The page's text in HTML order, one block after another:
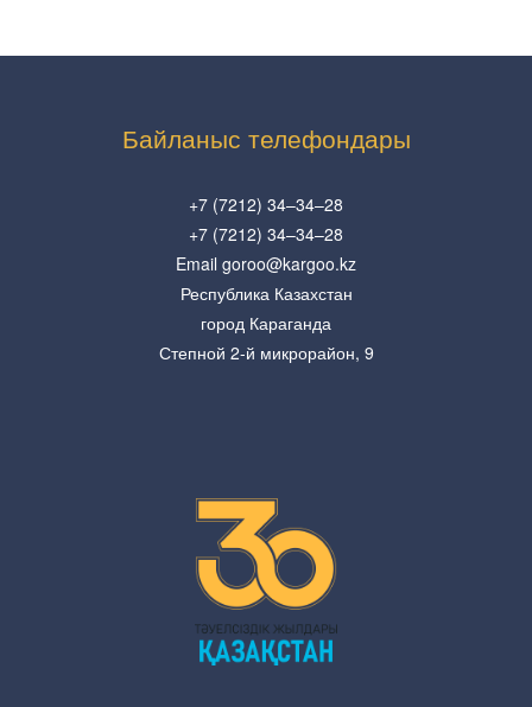
Байланыс телефондары
+7 (7212) 34–34–28
+7 (7212) 34–34–28
Email goroo@kargoo.kz
Республика Казахстан
город Караганда
Степной 2-й микрорайон, 9